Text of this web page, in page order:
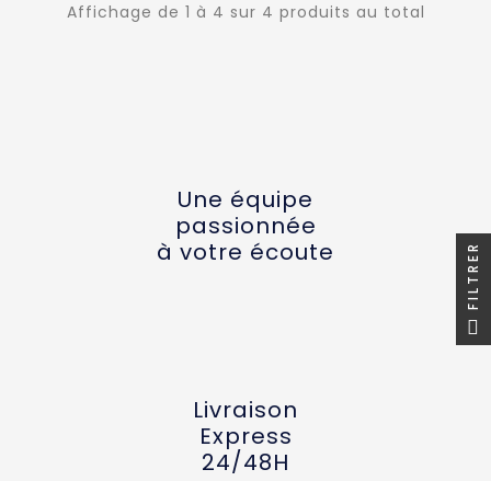
Affichage de 1 à 4 sur 4 produits au total
Une équipe
passionnée
à votre écoute
Livraison
Express
24/48H
FILTRER